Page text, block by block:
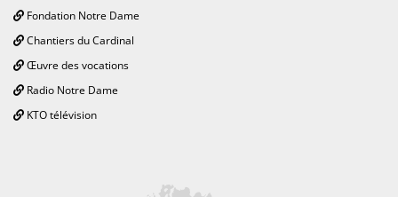
Fondation Notre Dame
Chantiers du Cardinal
Œuvre des vocations
Radio Notre Dame
KTO télévision